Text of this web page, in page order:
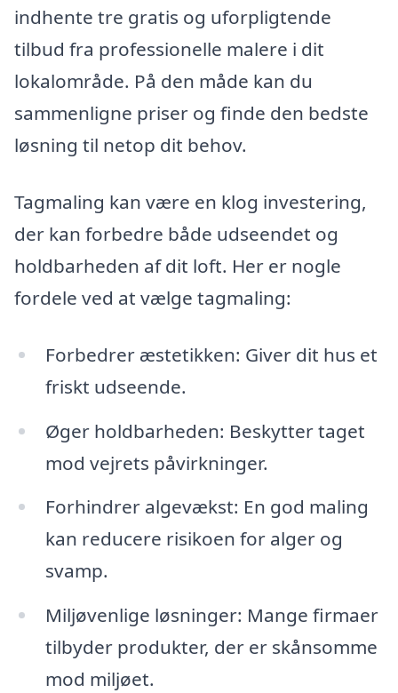
indhente tre gratis og uforpligtende
tilbud fra professionelle malere i dit
lokalområde. På den måde kan du
sammenligne priser og finde den bedste
løsning til netop dit behov.
Tagmaling kan være en klog investering,
der kan forbedre både udseendet og
holdbarheden af dit loft. Her er nogle
fordele ved at vælge tagmaling:
Forbedrer æstetikken: Giver dit hus et
friskt udseende.
Øger holdbarheden: Beskytter taget
mod vejrets påvirkninger.
Forhindrer algevækst: En god maling
kan reducere risikoen for alger og
svamp.
Miljøvenlige løsninger: Mange firmaer
tilbyder produkter, der er skånsomme
mod miljøet.